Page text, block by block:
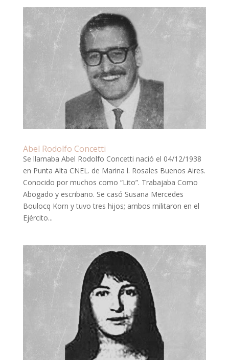
Abel Rodolfo Concetti
Se llamaba Abel Rodolfo Concetti nació el 04/12/1938
en Punta Alta CNEL. de Marina l. Rosales Buenos Aires.
Conocido por muchos como “Lito”. Trabajaba Como
Abogado y escribano. Se casó Susana Mercedes
Boulocq Korn y tuvo tres hijos; ambos militaron en el
Ejército...